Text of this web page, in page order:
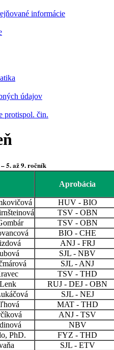
informácie
údajov
protispol. čin.
5. až 9. ročník
Aprobácia
HUV - BIO
TSV - OBN
TSV - OBN
BIO - CHE
ANJ - FRJ
SJL - NBV
SJL - ANJ
TSV - THD
RUJ - DEJ - OBN
SJL - NEJ
MAT - THD
ANJ - TSV
NBV
PhD.
FYZ - THD
SJL - ETV